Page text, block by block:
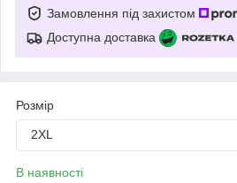
Замовлення під захистом
Доступна доставка
Розмір
2XL
В наявності